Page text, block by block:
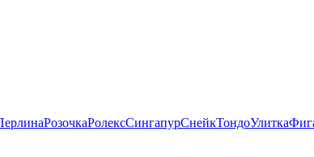
РозочкаРолексСингапурСнейкТондоУлитка